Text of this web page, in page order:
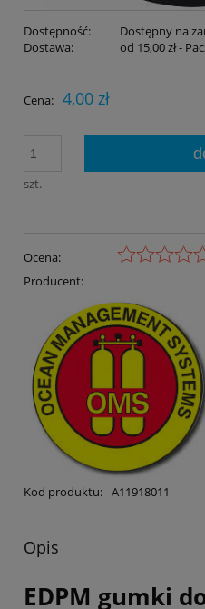
Dostępność:
Dostępny na
Dostawa:
od 15,00 zł-
Cena nie zawiera
Cena: 4,00 zł
szt.
Ocena:
Producent:
Kod produktu: A11918011
Opis
EDPM gumki